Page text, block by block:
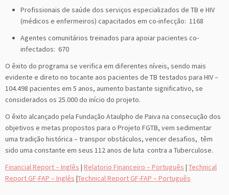
Profissionais de saúde dos serviços especializados de TB e HIV
(médicos e enfermeiros) capacitados em co-infecção: 1168
Agentes comunitários treinados para apoiar pacientes co-
infectados: 670
O êxito do programa se verifica em diferentes níveis, sendo mais
evidente e direto no tocante aos pacientes de TB testados para HIV –
104.498 pacientes em 5 anos, aumento bastante significativo, se
considerados os 25.000 do início do projeto.
O êxito alcançado pela Fundação Ataulpho de Paiva na consecução dos
objetivos e metas propostos para o Projeto FGTB, vem sedimentar
uma tradição histórica – transpor obstáculos, vencer desafios, têm
sido uma constante em seus 112 anos de luta contra a Tuberculose.
Financial Report – Inglês | Relatorio Financeiro – Português | Technical
Report GF-FAP – Inglês |Technical Report GF-FAP – Português